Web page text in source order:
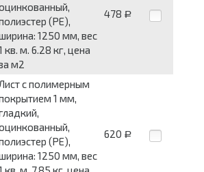
(PE),
1250 мм, вес
кв. м. 6.28 кг, цена
м2
478 Р
с полимерным
1 мм,
(PE),
1250 мм, вес
620 Р